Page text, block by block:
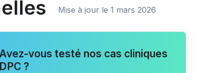
Mise à jour le 1 mars 2026
Avez-vous testé nos cas cliniques
DPC ?